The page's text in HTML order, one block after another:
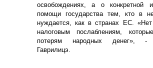
освобождениях, а о конкретной
помощи государства тем, кто в
нуждается, как в странах ЕС.
налоговым послаблениям,
потерям народных денег», -
Гаврилицэ.